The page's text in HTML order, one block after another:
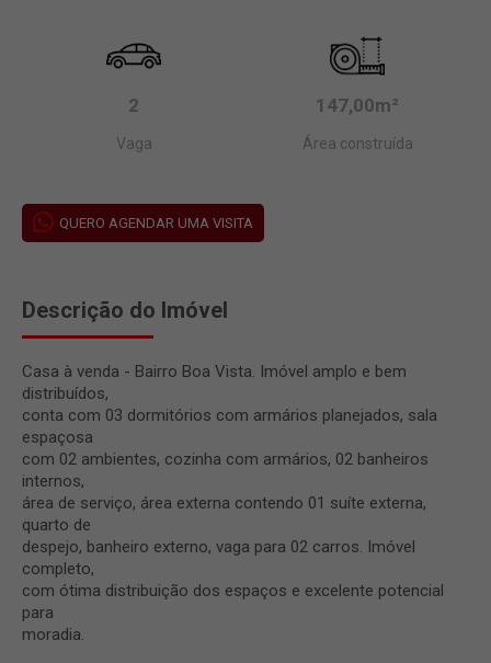
2
Vaga
147,00m²
Área construída
QUERO AGENDAR UMA VISITA
Descrição do Imóvel
Casa à venda - Bairro Boa Vista. Imóvel amplo e bem
distribuídos,
conta com 03 dormitórios com armários planejados, sala
espaçosa
com 02 ambientes, cozinha com armários, 02 banheiros
internos,
área de serviço, área externa contendo 01 suíte externa,
quarto de
despejo, banheiro externo, vaga para 02 carros. Imóvel
completo,
com ótima distribuição dos espaços e excelente potencial
para
moradia.